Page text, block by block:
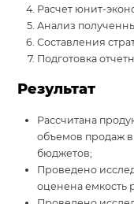
Расчет юнит-
Анализ
Составления
Подготовка
Результат
Рассчитана
объемов продаж
бюджетов;
Проведено
оценена емкость